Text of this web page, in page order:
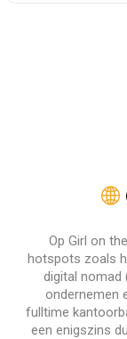
Op Girl on
hotspots zoals
digital nomad
ondernemen
fulltime
een enigszins